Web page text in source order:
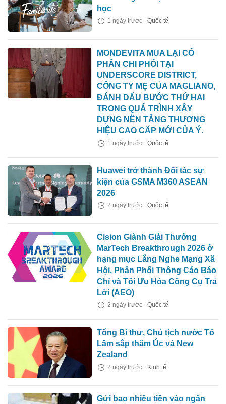
học
1 ngày trước Quốc tế
MONDEVITA MUA LẠI CỔ
PHẦN CHI PHỐI TẠI
UNDERSCORE DISTRICT,
CÔNG TY MẸ CỦA MAGLIANO,
ĐÁNH DẤU BƯỚC THỨ HAI
TRONG QUÁ TRÌNH XÂY
DỰNG NỀN TẢNG THƯƠNG
HIỆU CAO CẤP MỚI CỦA Ý.
1 ngày trước Quốc tế
Huawei trở thành Đối tác sự
kiện của GSMA M360 ASEAN
2026
2 ngày trước Quốc tế
Cision Giành Giải Thưởng
MarTech Breakthrough 2026 ở
hạng mục Lắng Nghe Mạng Xã
Hội, Phân Phối Thông Cáo Báo
Chí và Tối Ưu Hóa Công Cụ Trả
Lời (AEO)
2 ngày trước Quốc tế
Tổng Bí thư, Chủ tịch nước Tô
Lâm sắp thăm Úc và New
Zealand
2 ngày trước Kinh tế
Gửi bao nhiêu tiền vào ngân